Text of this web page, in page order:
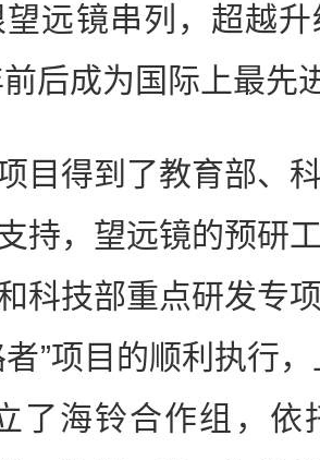
远镜串列，超越
后成为国际上最先
得到了教育部、科
持，望远镜的预研
科技部重点研发专
者”项目的顺利执行
了海铃合作组，依